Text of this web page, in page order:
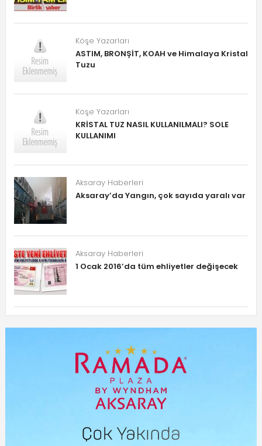
Köşe Yazarları
ASTIM, BRONŞİT, KOAH ve Himalaya Kristal
Tuzu
Köşe Yazarları
KRİSTAL TUZ NASIL KULLANILMALI? SOLE
KULLANIMI
Aksaray Haberleri
Aksaray’da Yangın, çok sayıda yaralı var
Aksaray Haberleri
1 Ocak 2016’da tüm ehliyetler değişecek